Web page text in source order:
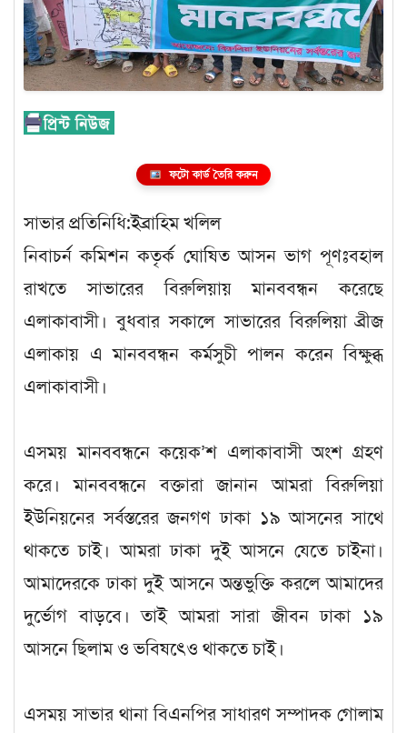
ফটো কার্ড তৈরি করুন
সাভার প্রতিনিধি:ইব্রাহিম খলিল
নিবাচর্ন কমিশন কতৃর্ক ঘোষিত আসন ভাগ পূণঃবহাল
রাখতে সাভারের বিরুলিয়ায় মানববন্ধন করেছে
এলাকাবাসী। বুধবার সকালে সাভারের বিরুলিয়া ব্রীজ
এলাকায় এ মানববন্ধন কর্মসুচী পালন করেন বিক্ষুব্ধ
এলাকাবাসী।
এসময় মানববন্ধনে কয়েক’শ এলাকাবাসী অংশ গ্রহণ
করে। মানববন্ধনে বক্তারা জানান আমরা বিরুলিয়া
ইউনিয়নের সর্বস্তরের জনগণ ঢাকা ১৯ আসনের সাথে
থাকতে চাই। আমরা ঢাকা দুই আসনে যেতে চাইনা।
আমাদেরকে ঢাকা দুই আসনে অন্তভুক্তি করলে আমাদের
দুর্ভোগ বাড়বে। তাই আমরা সারা জীবন ঢাকা ১৯
আসনে ছিলাম ও ভবিষৎেও থাকতে চাই।
এসময় সাভার থানা বিএনপির সাধারণ সম্পাদক গোলাম